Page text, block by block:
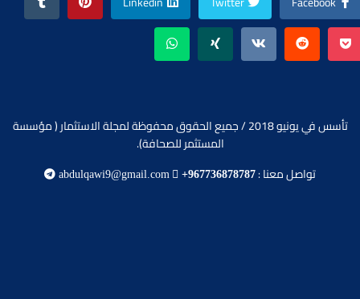
تأسس في يونيو 2018 / جميع الحقوق محفوظة لمجلة الاستثمار ( مؤسسة
المستثمر للصحافة).
تواصل معنا : +967736878787
abdulqawi9@gmail.com